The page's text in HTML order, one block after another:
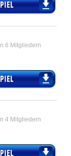
6 Mitgliedern
4 Mitgliedern